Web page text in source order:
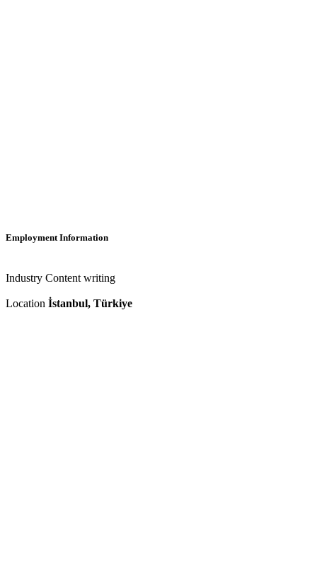
Employment Information
Industry Content writing
Location İstanbul, Türkiye